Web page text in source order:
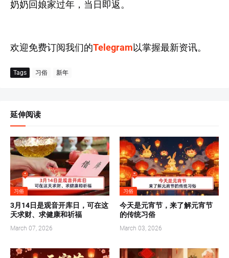
奶奶回娘家过年，当日即返。
欢迎免费订阅我们的Telegram以掌握最新资讯。
Tags 习俗 新年
延伸阅读
习俗
3月14日是观音开库日，可在这
天求财、求健康和祈福
March 07, 2026
习俗
今天是元宵节，来了解元宵节
的传统习俗
March 03, 2026